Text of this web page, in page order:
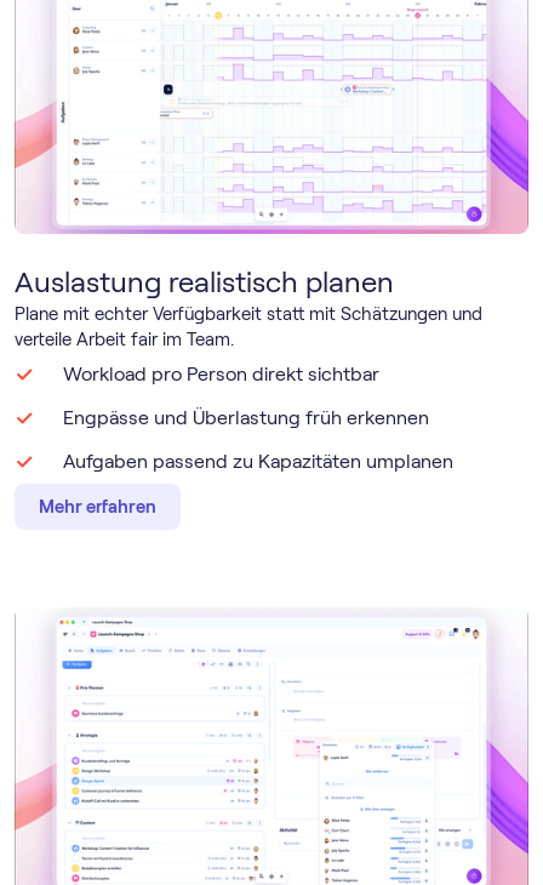
Auslastung realistisch planen
Plane mit echter Verfügbarkeit statt mit Schätzungen und
verteile Arbeit fair im Team.
Workload pro Person direkt sichtbar
Engpässe und Überlastung früh erkennen
Aufgaben passend zu Kapazitäten umplanen
Mehr erfahren